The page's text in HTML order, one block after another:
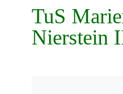
TuS
Nierstein